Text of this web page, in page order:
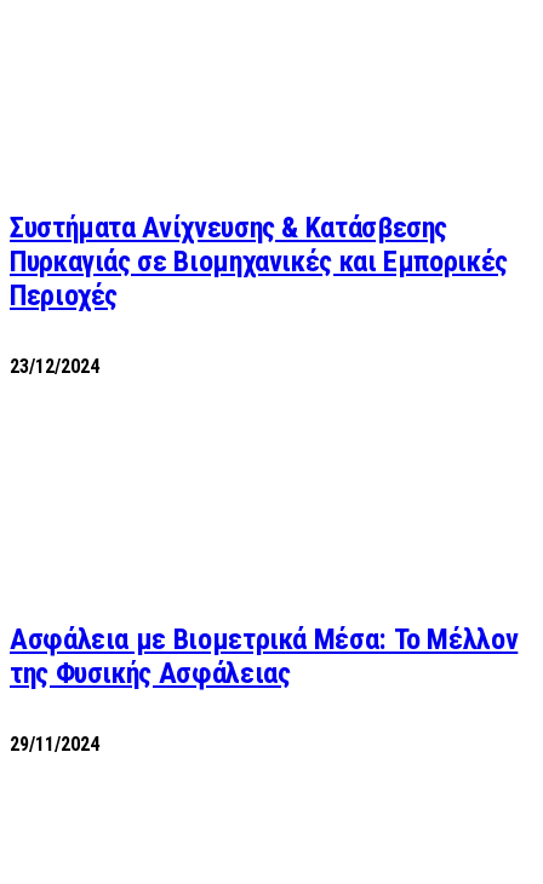
Συστήματα Ανίχνευσης & Κατάσβεσης
Πυρκαγιάς σε Βιομηχανικές και Εμπορικές
Περιοχές
23/12/2024
Ασφάλεια με Βιομετρικά Μέσα: Το Μέλλον
της Φυσικής Ασφάλειας
29/11/2024